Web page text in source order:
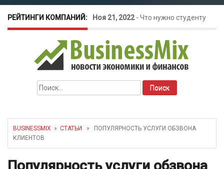
РЕЙТИНГИ КОМПАНИЙ: Ноя 21, 2022- Что нужно студенту
для открытия бизнеса?
Окт 26, 2022-Телефония для
amoCRM: лучшие инструменты для
бизнеса
Найти:
BUSINESSMIX » СТАТЬИ
» ПОПУЛЯРНОСТЬ УСЛУГИ ОБЗВОНА
КЛИЕНТОВ